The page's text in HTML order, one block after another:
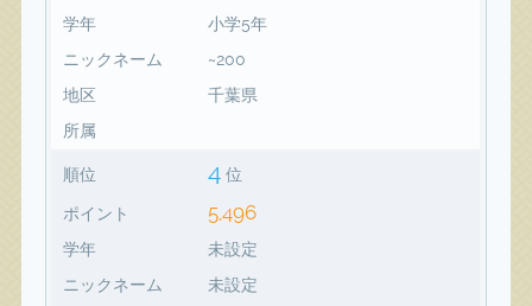
学年
小学5年
ニックネーム
~200
地区
千葉県
所属
順位 4 位
ポイント 5,496
学年
未設定
ニックネーム
未設定